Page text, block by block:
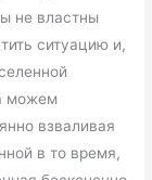
не властны
ситуацию и,
можем
взваливая
в то время,